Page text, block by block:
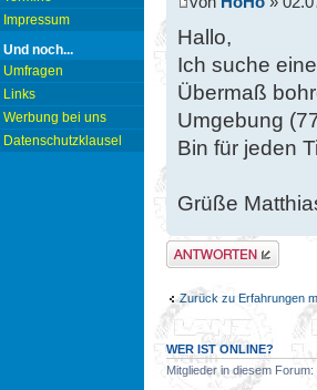
Impressum
Und noch...
Umfragen
Links
Werbung bei uns
Datenschutzklausel
Hallo,
Ich suche
Übermaß
Umgebung
Bin für jeden
Grüße
Antwort erstellen
Zurück zu Erfahrungen
WER IST ONLINE?
Mitglieder in diesem